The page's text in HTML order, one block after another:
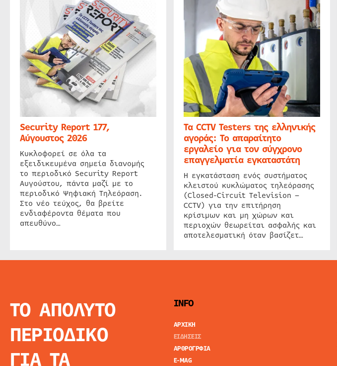
Security Report 177,
Αύγουστος 2026
Κυκλοφορεί σε όλα τα
εξειδικευμένα σημεία διανομής
το περιοδικό Security Report
Αυγούστου, πάντα μαζί με το
περιοδικό Ψηφιακή Τηλεόραση.
Στο νέο τεύχος, θα βρείτε
ενδιαφέροντα θέματα που
απευθύνο…
Τα CCTV Testers της ελληνικής
αγοράς: Το απαραίτητο
εργαλείο για τον σύγχρονο
επαγγελματία εγκαταστάτη
Η εγκατάσταση ενός συστήματος
κλειστού κυκλώματος τηλεόρασης
(Closed-Circuit Television –
CCTV) για την επιτήρηση
κρίσιμων και μη χώρων και
περιοχών θεωρείται ασφαλής και
αποτελεσματική όταν βασίζετ…
ΤΟ ΑΠΟΛΥΤΟ
ΠΕΡΙΟΔΙΚΟ
ΓΙΑ ΤΑ
INFO
ΑΡΧΙΚΗ
ΕΙΔΗΣΕΙΣ
ΑΡΘΡΟΓΡΦΙΑ
E-MAG